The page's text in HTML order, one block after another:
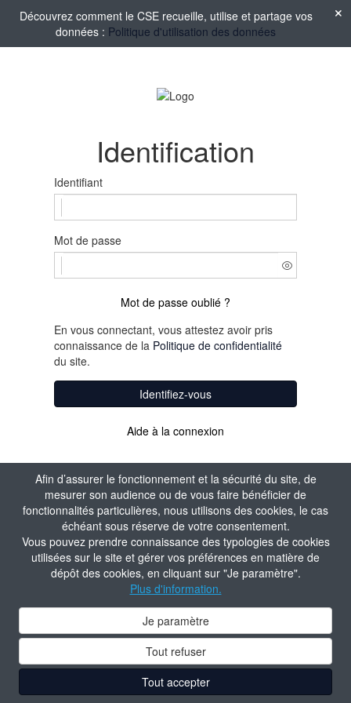
Afin d’assurer le fonctionnement et la sécurité du site, de
mesurer son audience ou de vous faire bénéficier de
fonctionnalités particulières, nous utilisons des cookies, le cas
échéant sous réserve de votre consentement.
Vous pouvez prendre connaissance des typologies de cookies
utilisées sur le site et gérer vos préférences en matière de
dépôt des cookies, en cliquant sur "Je paramètre".
Plus d'information.
Je paramètre
Tout refuser
Tout accepter
Découvrez comment le CSE recueille, utilise et partage vos
données : Politique d'utilisation des données
Identification
Identifiant
Mot de passe
Mot de passe oublié ?
En vous connectant, vous attestez avoir pris
connaissance de la Politique de confidentialité
du site.
Identifiez-vous
Aide à la connexion